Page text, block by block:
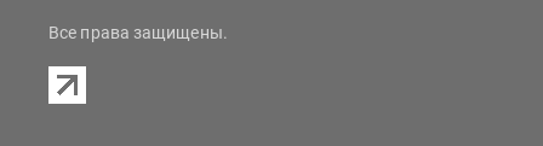
Все права защищены.